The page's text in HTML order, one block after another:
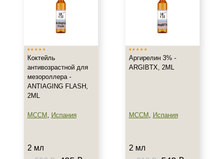
Рост волос и алопеция
Коктейль
антивозрастной для
мезороллера -
ANTIAGING FLASH,
2ML
MCCM , Испания
2 мл
Аргирелин 3% -
ARGIBTX, 2ML
MCCM , Испания
2 мл